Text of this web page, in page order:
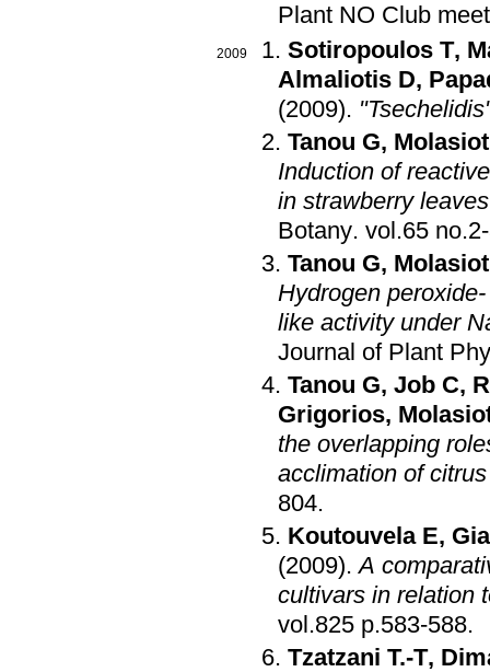
Plant NO Club
2009 Sotiropoulos T,
Almaliotis D,
(2009).
Tanou G,
Induction of
in strawberry
Botany.
Tanou G,
Hydrogen
like activity under
Journal of Plant
Tanou G, Job C,
Grigorios,
the overlapping
acclimation of
804.
Koutouvela E,
(2009).A
cultivars in relation
vol.825 p.583-588.
Tzatzani T.-T,